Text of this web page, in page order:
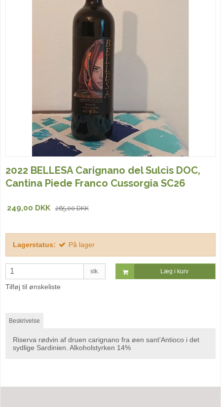
2022 BELLESA Carignano del Sulcis DOC,
Cantina Piede Franco Cussorgia SC26
249,00 DKK 265,00 DKK
Lagerstatus: På lager
stk. Læg i kurv
Tilføj til ønskeliste
Beskrivelse
Riserva rødvin af druen carignano fra øen sant'Antioco i det
sydlige Sardinien. Alkoholstyrken 14%